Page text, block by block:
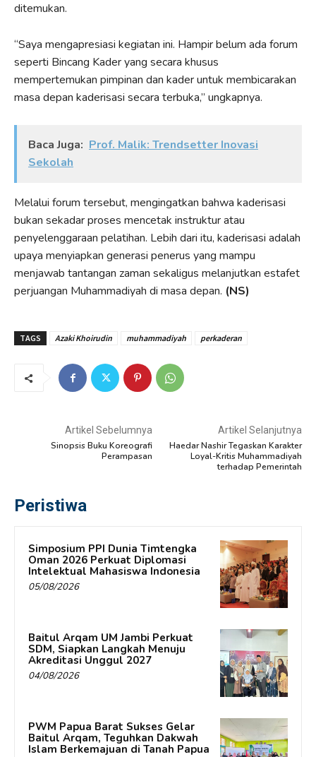
ditemukan.
“Saya mengapresiasi kegiatan ini. Hampir belum ada forum
seperti Bincang Kader yang secara khusus
mempertemukan pimpinan dan kader untuk membicarakan
masa depan kaderisasi secara terbuka,” ungkapnya.
Baca Juga: Prof. Malik: Trendsetter Inovasi
Sekolah
Melalui forum tersebut, mengingatkan bahwa kaderisasi
bukan sekadar proses mencetak instruktur atau
penyelenggaraan pelatihan. Lebih dari itu, kaderisasi adalah
upaya menyiapkan generasi penerus yang mampu
menjawab tantangan zaman sekaligus melanjutkan estafet
perjuangan Muhammadiyah di masa depan. (NS)
TAGS Azaki Khoirudin muhammadiyah perkaderan
Artikel Sebelumnya
Sinopsis Buku Koreografi
Perampasan
Artikel Selanjutnya
Haedar Nashir Tegaskan Karakter
Loyal-Kritis Muhammadiyah
terhadap Pemerintah
Peristiwa
Simposium PPI Dunia Timtengka
Oman 2026 Perkuat Diplomasi
Intelektual Mahasiswa Indonesia
05/08/2026
Baitul Arqam UM Jambi Perkuat
SDM, Siapkan Langkah Menuju
Akreditasi Unggul 2027
04/08/2026
PWM Papua Barat Sukses Gelar
Baitul Arqam, Teguhkan Dakwah
Islam Berkemajuan di Tanah Papua